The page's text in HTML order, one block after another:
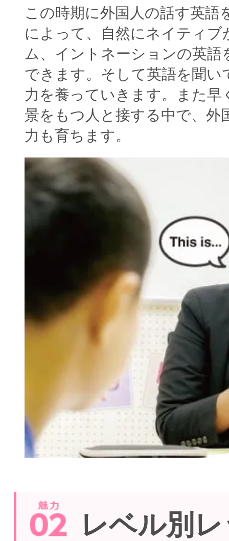
この時期に外国人の話す英語
によって、自然にネイティブ
ム、イントネーションの英語
できます。そして英語を聞い
力を養っていきます。また早
景をもつ人と接する中で、外
力も育ちます。
レベル別